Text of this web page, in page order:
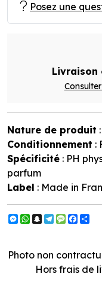
Posez une
Livraison
Nature de produit
Conditionnement :
Spécificité : PH
parfum
Label : Made in
Messenger
WhatsApp
Snapchat
Telegram
Message
Photo non
Hors frais de